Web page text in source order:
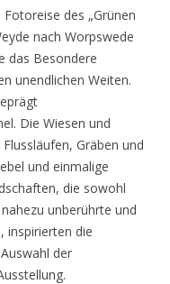
des „Grünen
nach Worpswede
das Besondere
unendlichen Weiten.
Die Wiesen und
Gräben und
und einmalige
die sowohl
unberührte und
inspirierten die
der